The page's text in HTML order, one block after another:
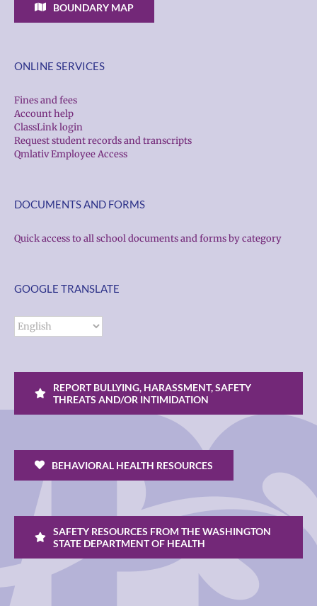
BOUNDARY MAP
ONLINE SERVICES
Fines and fees
Account help
ClassLink login
Request student records and transcripts
Qmlativ Employee Access
DOCUMENTS AND FORMS
Quick access to all school documents and forms by category
GOOGLE TRANSLATE
REPORT BULLYING, HARASSMENT, SAFETY
THREATS AND/OR INTIMIDATION
BEHAVIORAL HEALTH RESOURCES
SAFETY RESOURCES FROM THE WASHINGTON
STATE DEPARTMENT OF HEALTH